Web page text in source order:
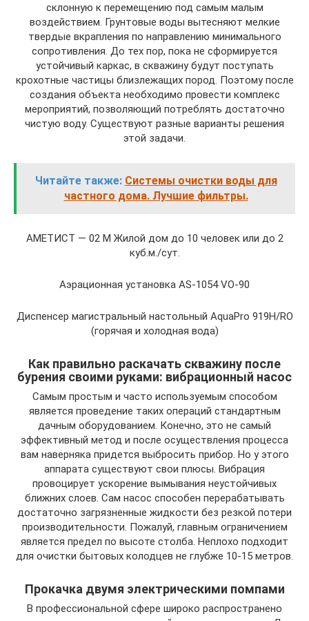
склонную к перемещению под самым малым
воздействием. Грунтовые воды вытесняют мелкие
твердые вкрапления по направлению минимального
сопротивления. До тех пор, пока не сформируется
устойчивый каркас, в скважину будут поступать
крохотные частицы близлежащих пород. Поэтому после
создания объекта необходимо провести комплекс
мероприятий, позволяющий потреблять достаточно
чистую воду. Существуют разные варианты решения
этой задачи.
Читайте также: Системы очистки воды для
частного дома. Лучшие фильтры.
АМЕТИСТ — 02 М Жилой дом до 10 человек или до 2
куб.м./сут.
Аэрационная установка AS-1054 VO-90
Диспенсер магистральный настольный AquaPro 919H/RO
(горячая и холодная вода)
Как правильно раскачать скважину после
бурения своими руками: вибрационный насос
Самым простым и часто используемым способом
является проведение таких операций стандартным
дачным оборудованием. Конечно, это не самый
эффективный метод и после осуществления процесса
вам наверняка придется выбросить прибор. Но у этого
аппарата существуют свои плюсы. Вибрация
провоцирует ускорение вымывания неустойчивых
ближних слоев. Сам насос способен перерабатывать
достаточно загрязненные жидкости без резкой потери
производительности. Пожалуй, главным ограничением
является предел по высоте столба. Неплохо подходит
для очистки бытовых колодцев не глубже 10-15 метров.
Прокачка двумя электрическими помпами
В профессиональной сфере широко распространено